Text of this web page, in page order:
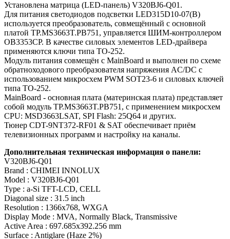
Установлена матрица (LED-панель) V320BJ6-Q01.
Для питания светодиодов подсветки LED315D10-07(B)
используется преобразователь, совмещённый с основной
платой TP.MS3663T.PB751, управляется ШИМ-контроллером
OB3353CP. В качестве силовых элементов LED-драйвера
применяются ключи типа TO-252.
Модуль питания совмещён с MainBoard и выполнен по схеме
обратноходового преобразователя напряжения AC/DC c
использованием микросхем PWM SOT23-6 и силовых ключей
типа TO-252.
MainBoard - основная плата (материнская плата) представляет
собой модуль TP.MS3663T.PB751, с применением микросхем
CPU: MSD3663LSAT, SPI Flash: 25Q64 и других.
Тюнер CDT-9NT372-RF01 & SAT обеспечивает приём
телевизионных программ и настройку на каналы.
Дополнительная техническая информация о панели:
V320BJ6-Q01
Brand : CHIMEI INNOLUX
Model : V320BJ6-Q01
Type : a-Si TFT-LCD, CELL
Diagonal size : 31.5 inch
Resolution : 1366x768, WXGA
Display Mode : MVA, Normally Black, Transmissive
Active Area : 697.685x392.256 mm
Surface : Antiglare (Haze 2%)